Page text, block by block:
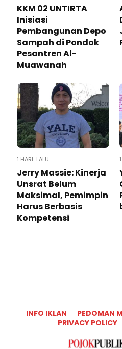
KKM 02 UNTIRTA
Inisiasi
Pembangunan Depo
Sampah di Pondok
Pesantren Al-
Muawanah
1 HARI LALU
Jerry Massie: Kinerja
Unsrat Belum
Maksimal, Pemimpin
Harus Berbasis
Kompetensi
INFO IKLAN PEDOMAN
PRIVACY POLICY